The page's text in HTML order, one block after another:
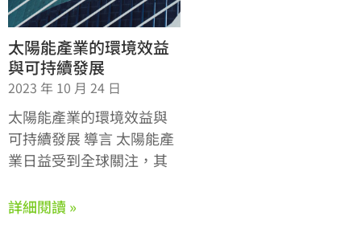
太陽能產業的環境效益
與可持續發展
2023 年 10 月 24 日
太陽能產業的環境效益與
可持續發展 導言 太陽能產
業日益受到全球關注，其
詳細閱讀 »